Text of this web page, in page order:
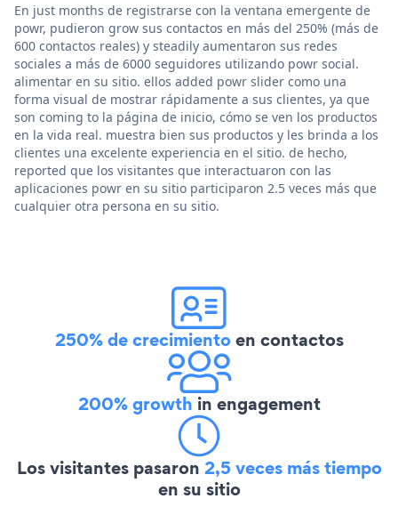
En just months de registrarse con la ventana emergente de
powr, pudieron grow sus contactos en más del 250% (más de
600 contactos reales) y steadily aumentaron sus redes
sociales a más de 6000 seguidores utilizando powr social.
alimentar en su sitio. ellos added powr slider como una
forma visual de mostrar rápidamente a sus clientes, ya que
son coming to la página de inicio, cómo se ven los productos
en la vida real. muestra bien sus productos y les brinda a los
clientes una excelente experiencia en el sitio. de hecho,
reported que los visitantes que interactuaron con las
aplicaciones powr en su sitio participaron 2.5 veces más que
cualquier otra persona en su sitio.
250% de crecimientoen contactos
200% growth in engagement
Los visitantes pasaron 2,5 veces más tiempo
en su sitio